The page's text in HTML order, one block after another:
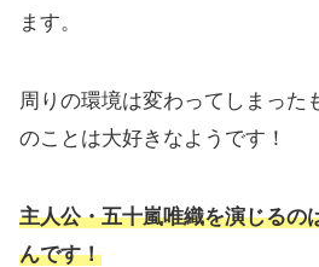
ます。
周りの環境は変わってしまった
のことは大好きなようです！
主人公・五十嵐唯織を演じるの
んです！